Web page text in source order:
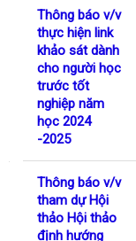
Thông báo v/v
thực hiện link
khảo sát dành
cho người học
trước tốt
nghiệp năm
học 2024
-2025
Thông báo v/v
tham dự Hội
thảo Hội thảo
định hướng